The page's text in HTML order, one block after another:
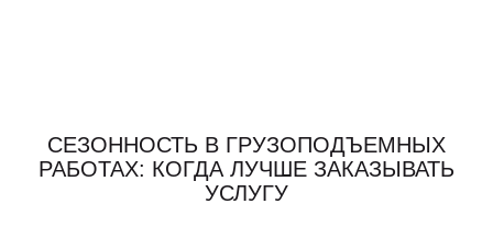
СЕЗОННОСТЬ В ГРУЗОПОДЪЕМНЫХ
РАБОТАХ: КОГДА ЛУЧШЕ ЗАКАЗЫВАТЬ
УСЛУГУ